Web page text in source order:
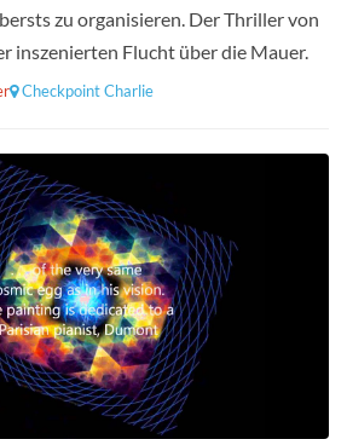
zu organisieren. Der Thriller von
inszenierten Flucht über die Mauer.
Checkpoint Charlie